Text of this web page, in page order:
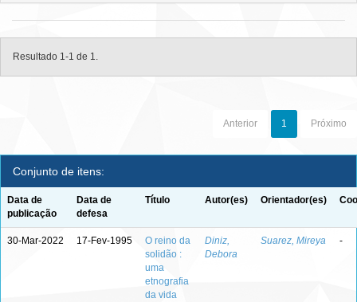
Resultado 1-1 de 1.
Anterior 1 Próximo
Conjunto de itens:
Data de
publicação
Data de
defesa
Título Autor(es) Orientador(es)
30-Mar-2022 17-Fev-1995
O reino da
solidão :
uma
etnografia
da vida
Diniz,
Debora
Suarez, Mireya -